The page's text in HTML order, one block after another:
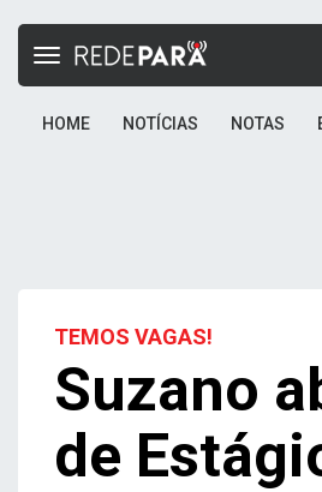
Toggle
HOME NOTÍCIAS NOTAS
TEMOS VAGAS!
Suzano
de